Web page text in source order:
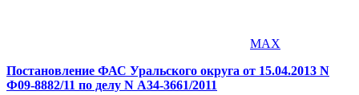
MAX
Постановление ФАС Уральского округа от 15.04.2013 N
Ф09-8882/11 по делу N А34-3661/2011